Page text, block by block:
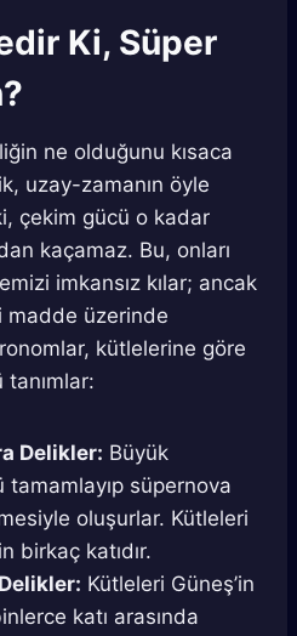
Ki, Süper
ne olduğunu kısaca
uzay-zamanın öyle
çekim gücü o kadar
kaçamaz. Bu, onları
imkansız kılar; ancak
madde üzerinde
kütlelerine göre
Delikler: Büyük
tamamlayıp süpernova
oluşurlar. Kütleleri
birkaç katıdır.
Kütleleri Güneş’in
katı arasında